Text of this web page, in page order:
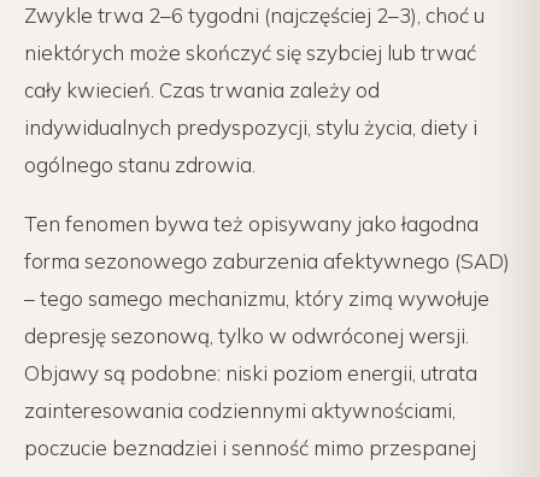
Zwykle trwa 2–6 tygodni (najczęściej 2–3), choć u
niektórych może skończyć się szybciej lub trwać
cały kwiecień. Czas trwania zależy od
indywidualnych predyspozycji, stylu życia, diety i
ogólnego stanu zdrowia.
Ten fenomen bywa też opisywany jako łagodna
forma sezonowego zaburzenia afektywnego (SAD)
– tego samego mechanizmu, który zimą wywołuje
depresję sezonową, tylko w odwróconej wersji.
Objawy są podobne: niski poziom energii, utrata
zainteresowania codziennymi aktywnościami,
poczucie beznadziei i senność mimo przespanej